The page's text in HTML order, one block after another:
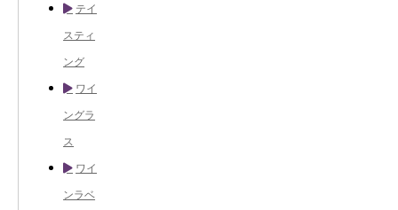
テイ
スティ
ング
ワイ
ングラ
ス
ワイ
ンラベ